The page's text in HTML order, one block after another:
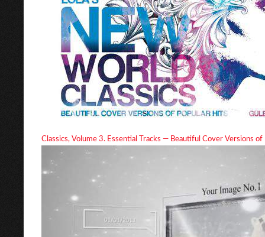
Classics, Volume 3. Essential Tracks — Beautiful Cover Versions